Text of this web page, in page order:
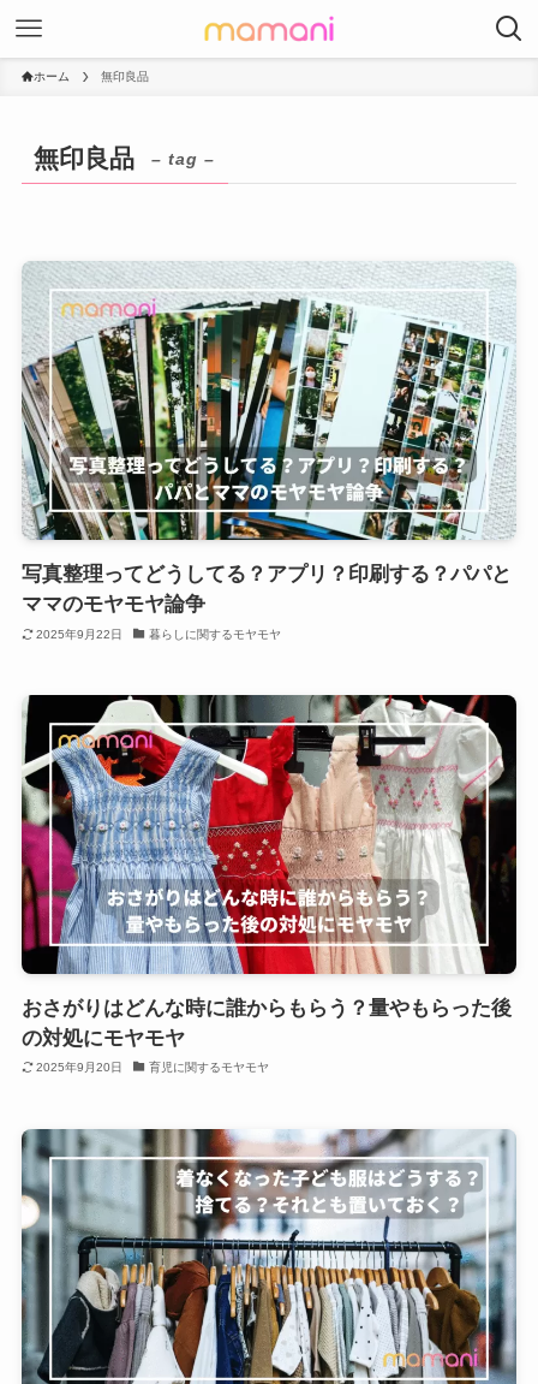
ホーム 無印良品
無印良品 – tag –
写真整理ってどうしてる？アプリ？印刷する？パパと
ママのモヤモヤ論争
2025年9月22日 暮らしに関するモヤモヤ
おさがりはどんな時に誰からもらう？量やもらった後
の対処にモヤモヤ
2025年9月20日 育児に関するモヤモヤ